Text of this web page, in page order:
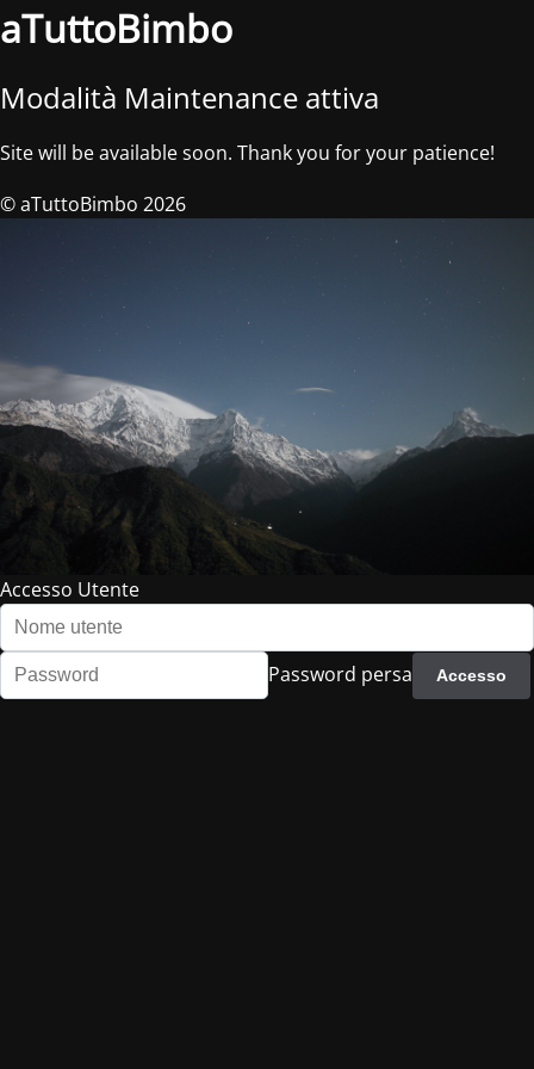
aTuttoBimbo
Modalità Maintenance attiva
Site will be available soon. Thank you for your patience!
© aTuttoBimbo 2026
Accesso Utente
Password persa